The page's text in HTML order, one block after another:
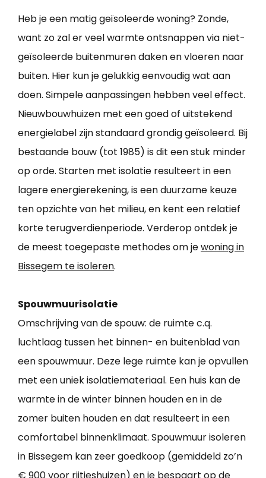
Heb je een matig geïsoleerde woning? Zonde,
want zo zal er veel warmte ontsnappen via niet-
geïsoleerde buitenmuren daken en vloeren naar
buiten. Hier kun je gelukkig eenvoudig wat aan
doen. Simpele aanpassingen hebben veel effect.
Nieuwbouwhuizen met een goed of uitstekend
energielabel zijn standaard grondig geïsoleerd. Bij
bestaande bouw (tot 1985) is dit een stuk minder
op orde. Starten met isolatie resulteert in een
lagere energierekening, is een duurzame keuze
ten opzichte van het milieu, en kent een relatief
korte terugverdienperiode. Verderop ontdek je
de meest toegepaste methodes om jewoning in
Bissegem te isoleren.
Spouwmuurisolatie
Omschrijving van de spouw: de ruimte c.q.
luchtlaag tussen het binnen- en buitenblad van
een spouwmuur. Deze lege ruimte kan je opvullen
met een uniek isolatiemateriaal. Een huis kan de
warmte in de winter binnen houden en in de
zomer buiten houden en dat resulteert in een
comfortabel binnenklimaat. Spouwmuur isoleren
in Bissegem kan zeer goedkoop (gemiddeld zo’n